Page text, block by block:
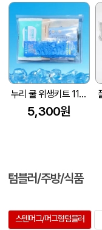
누리 쿨 위생키트 11호 지퍼백
5,300원
텀블러/주방/식품
스텐머그/머그형텀블러